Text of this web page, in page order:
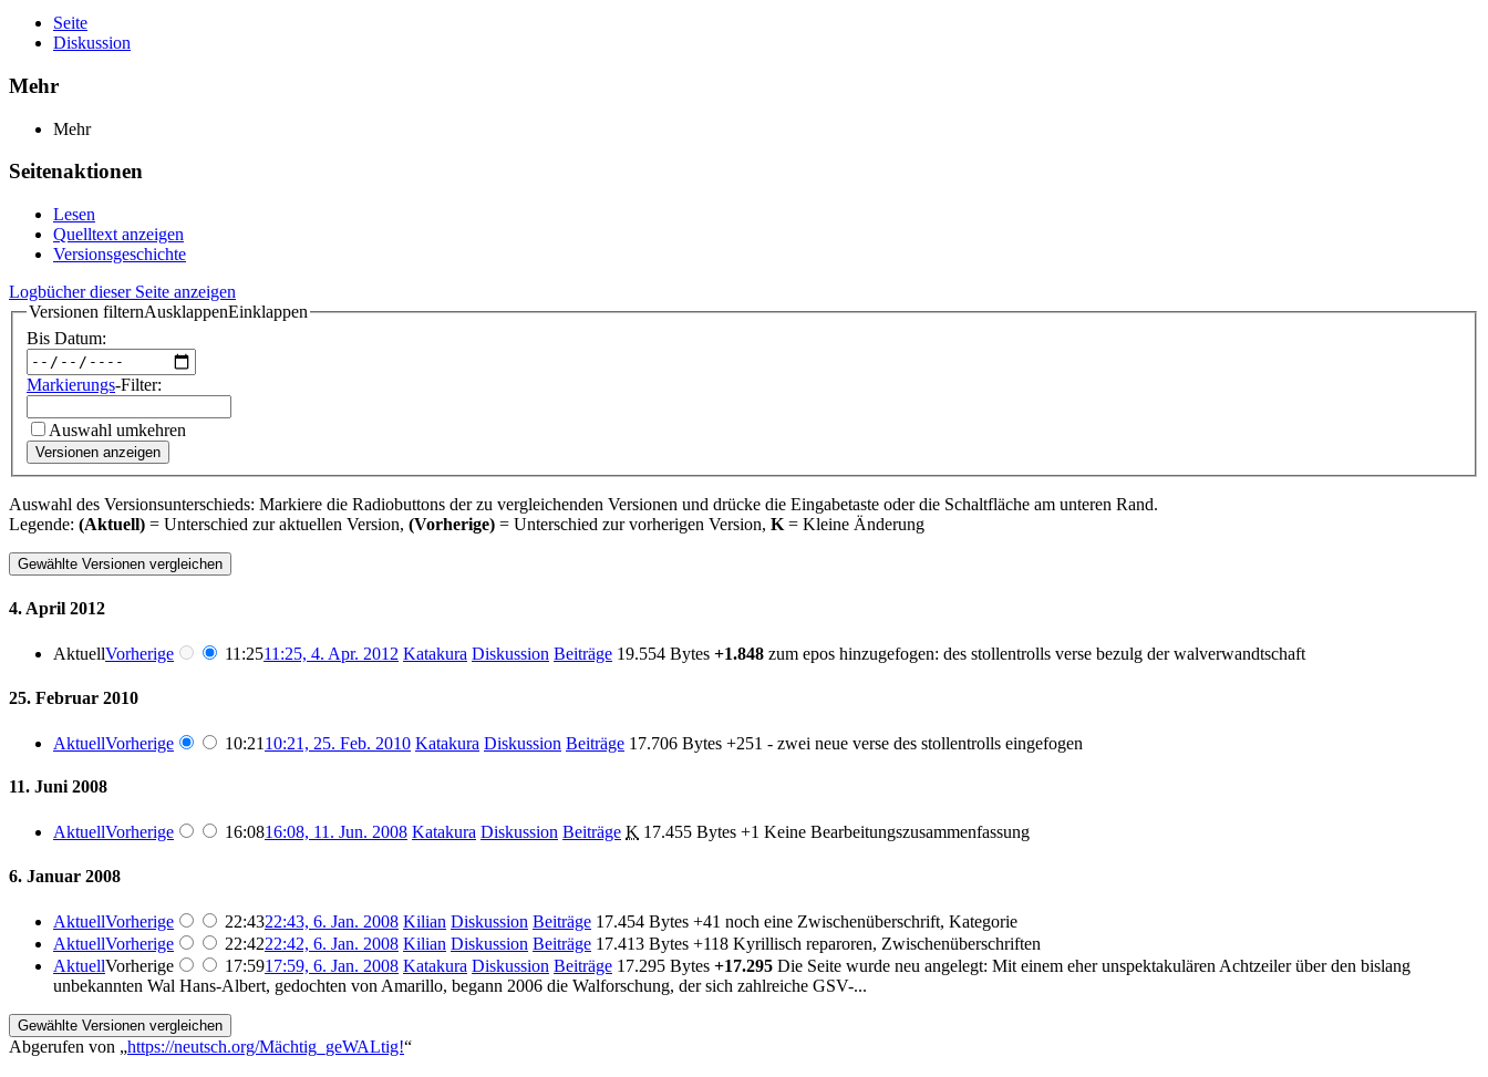
Seite
Diskussion
Mehr
Mehr
Seitenaktionen
Lesen
Quelltext anzeigen
Versionsgeschichte
Logbücher dieser Seite anzeigen
Versionen filternAusklappenEinklappen
Bis Datum:
Markierungs-Filter:
Auswahl umkehren
Versionen anzeigen
Auswahl des Versionsunterschieds: Markiere die Radiobuttons der zu vergleichenden Versionen und drücke die Eingabetaste oder die Schaltfläche am unteren Rand.
Legende: (Aktuell) = Unterschied zur aktuellen Version, (Vorherige) = Unterschied zur vorherigen Version, K = Kleine Änderung
4. April 2012
AktuellVorherige 11:2511:25, 4. Apr. 2012 Katakura Diskussion Beiträge 19.554 Bytes +1.848 zum epos hinzugefogen: des stollentrolls verse bezulg der walverwandtschaft
25. Februar 2010
AktuellVorherige 10:21 10:21, 25. Feb. 2010 Katakura Diskussion Beiträge 17.706 Bytes +251 - zwei neue verse des stollentrolls eingefogen
11. Juni 2008
AktuellVorherige 16:0816:08, 11. Jun. 2008 Katakura Diskussion Beiträge K 17.455 Bytes +1 Keine Bearbeitungszusammenfassung
6. Januar 2008
AktuellVorherige 22:4322:43, 6. Jan. 2008 Kilian Diskussion Beiträge 17.454 Bytes +41 noch eine Zwischenüberschrift, Kategorie
AktuellVorherige 22:4222:42, 6. Jan. 2008 Kilian Diskussion Beiträge 17.413 Bytes +118 Kyrillisch reparoren, Zwischenüberschriften
AktuellVorherige 17:5917:59, 6. Jan. 2008 Katakura Diskussion Beiträge 17.295 Bytes +17.295 Die Seite wurde neu angelegt: Mit einem eher unspektakulären Achtzeiler über den bislang
unbekannten Wal Hans-Albert, gedochten von Amarillo, begann 2006 die Walforschung, der sich zahlreiche GSV-...
Abgerufen von „https://neutsch.org/Mächtig_geWALtig!“